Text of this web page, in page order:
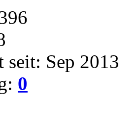
seit: Sep 2013
0